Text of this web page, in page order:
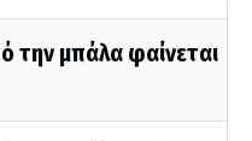
την μπάλα φαίνεται